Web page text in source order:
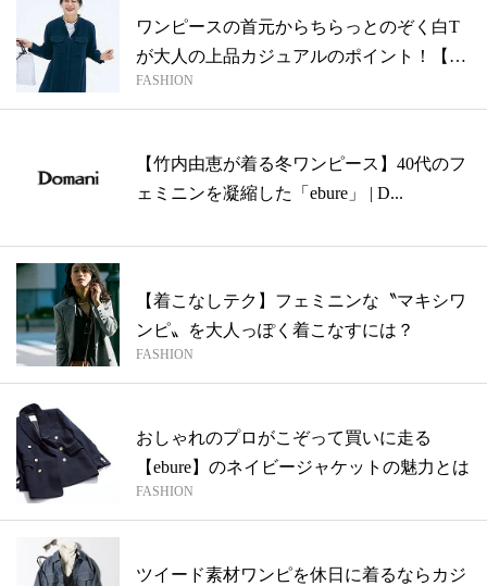
ワンピースの首元からちらっとのぞく白T
が大人の上品カジュアルのポイント！【着
こな...
FASHION
【竹内由恵が着る冬ワンピース】40代のフ
ェミニンを凝縮した「ebure」 | D...
【着こなしテク】フェミニンな〝マキシワ
ンピ〟を大人っぽく着こなすには？
FASHION
おしゃれのプロがこぞって買いに走る
【ebure】のネイビージャケットの魅力とは
FASHION
ツイード素材ワンピを休日に着るならカジ